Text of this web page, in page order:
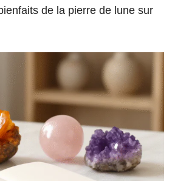
de la pierre de lune sur